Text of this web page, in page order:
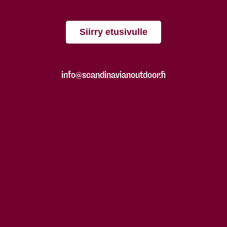
Siirry etusivulle
info@scandinavianoutdoor.fi